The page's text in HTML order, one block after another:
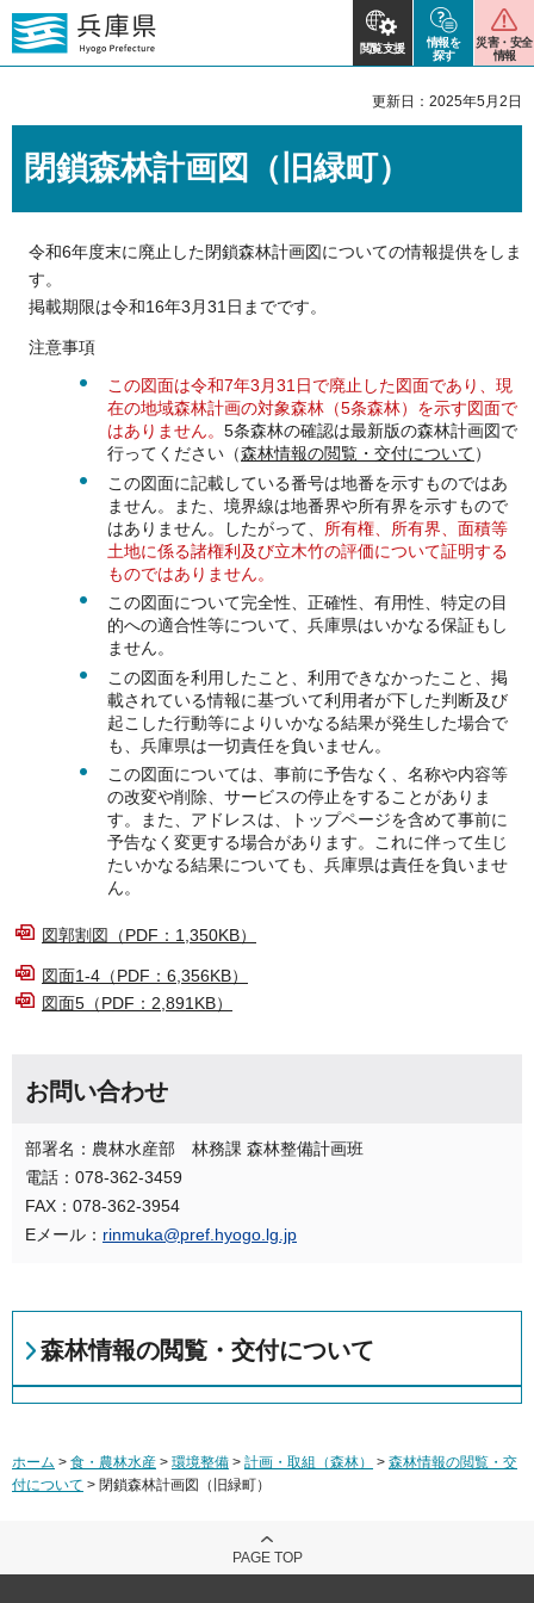
閲覧支援
情報を
探す
災害・安全
情報
更新日：2025年5月2日
閉鎖森林計画図（旧緑町）
令和6年度末に廃止した閉鎖森林計画図についての情報提供をしま
す。
掲載期限は令和16年3月31日までです。
注意事項
この図面は令和7年3月31日で廃止した図面であり、現
在の地域森林計画の対象森林（5条森林）を示す図面で
はありません。 5条森林の確認は最新版の森林計画図で
行ってください（森林情報の閲覧・交付について）
この図面に記載している番号は地番を示すものではあ
ません。また、境界線は地番界や所有界を示すもので
はありません。したがって、 所有権、所有界、面積等
土地に係る諸権利及び立木竹の評価について証明する
ものではありません。
この図面について完全性、正確性、有用性、特定の目
的への適合性等について、兵庫県はいかなる保証もし
ません。
この図面を利用したこと、利用できなかったこと、掲
載されている情報に基づいて利用者が下した判断及び
起こした行動等によりいかなる結果が発生した場合で
も、兵庫県は一切責任を負いません。
この図面については、事前に予告なく、名称や内容等
の改変や削除、サービスの停止をすることがありま
す。また、アドレスは、トップページを含めて事前に
予告なく変更する場合があります。これに伴って生じ
たいかなる結果についても、兵庫県は責任を負いませ
ん。
図郭割図（PDF：1,350KB）
図面1-4（PDF：6,356KB）
図面5（PDF：2,891KB）
お問い合わせ
部署名：農林水産部 林務課 森林整備計画班
電話：078-362-3459
FAX：078-362-3954
Eメール： rinmuka@pref.hyogo.lg.jp
森林情報の閲覧・交付について
ホーム > 食・農林水産 > 環境整備 > 計画・取組（森林） > 森林情報の閲覧・交
付について > 閉鎖森林計画図（旧緑町）
PAGE TOP